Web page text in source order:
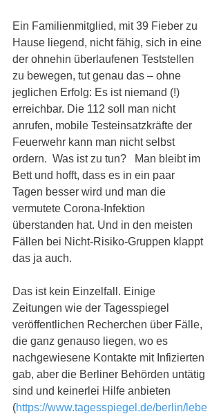
Ein Familienmitglied, mit 39 Fieber zu
Hause liegend, nicht fähig, sich in eine
der ohnehin überlaufenen Teststellen
zu bewegen, tut genau das – ohne
jeglichen Erfolg: Es ist niemand (!)
erreichbar. Die 112 soll man nicht
anrufen, mobile Testeinsatzkräfte der
Feuerwehr kann man nicht selbst
ordern.  Was ist zu tun?   Man bleibt im
Bett und hofft, dass es in ein paar
Tagen besser wird und man die
vermutete Corona-Infektion
überstanden hat. Und in den meisten
Fällen bei Nicht-Risiko-Gruppen klappt
das ja auch.
Das ist kein Einzelfall. Einige
Zeitungen wie der Tagesspiegel
veröffentlichen Recherchen über Fälle,
die ganz genauso liegen, wo es
nachgewiesene Kontakte mit Infizierten
gab, aber die Berliner Behörden untätig
sind und keinerlei Hilfe anbieten
(https://www.tagesspiegel.de/berlin/lebe